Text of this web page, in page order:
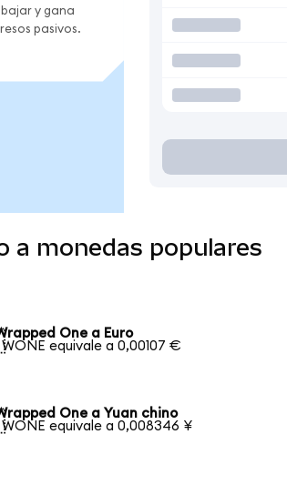
y gana
pasivos.
a monedas populares
One a Euro
WONE equivale a 0,00107 €
One a Yuan chino
WONE equivale a 0,008346 ¥